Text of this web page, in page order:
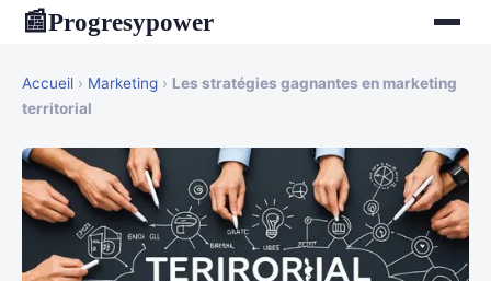
📰Progresypower
Accueil › Marketing › Les stratégies gagnantes en marketing
territorial